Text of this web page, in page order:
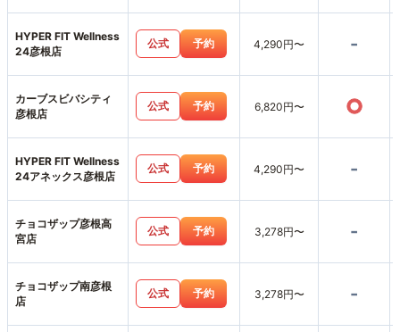
HYPER FIT Wellness
24彦根店
公式 予約 4,290円〜 -
カーブスビバシティ
彦根店
公式 予約 6,820円〜 ○
HYPER FIT Wellness
24アネックス彦根店
公式 予約 4,290円〜 -
チョコザップ彦根高
宮店
公式 予約 3,278円〜 -
チョコザップ南彦根
店
公式 予約 3,278円〜 -